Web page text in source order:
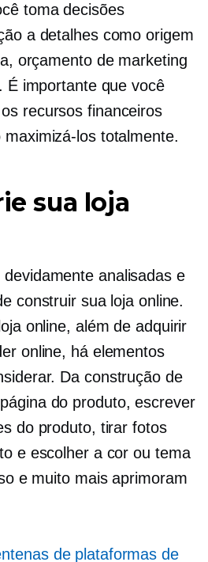
toma decisões
a detalhes como origem
orçamento de marketing
É importante que você
recursos financeiros
los totalmente.
sua loja
analisadas e
construir sua loja online.
online, além de adquirir
online, há elementos
Da construção de
página do produto, escrever
do produto, tirar fotos
e escolher a cor ou tema
e muito mais aprimoram
de plataformas de